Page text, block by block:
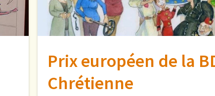
Prix européen de la
Chrétienne